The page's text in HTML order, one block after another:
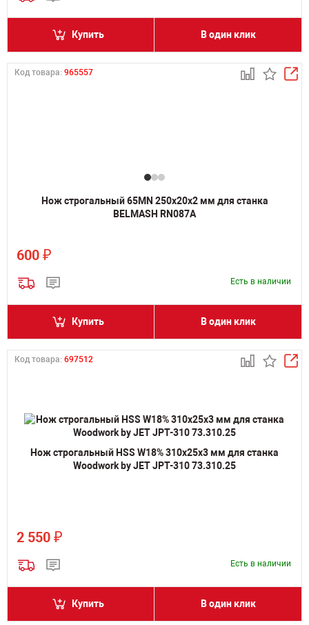
Купить В один клик
Код товара: 965557
Нож строгальный 65MN 250х20х2 мм для станка
BELMASH RN087A
600 ₽
Есть в наличии
Купить В один клик
Код товара: 697512
Нож строгальный HSS W18% 310х25х3 мм для станка
Woodwork by JET JPT-310 73.310.25
2 550 ₽
Есть в наличии
Купить В один клик